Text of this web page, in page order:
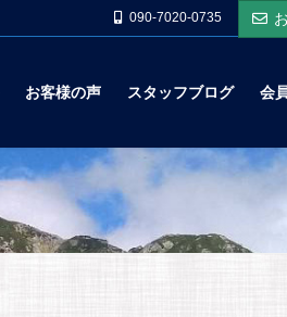
090-7020-0735
お客様の声 スタッフブログ 会